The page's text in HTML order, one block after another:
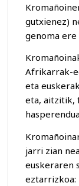
gutxienez)
genoma ere
Afrikarrak-
eta
eta, aitzitik,
jarri zian
euskeraren
eztarrizkoa: